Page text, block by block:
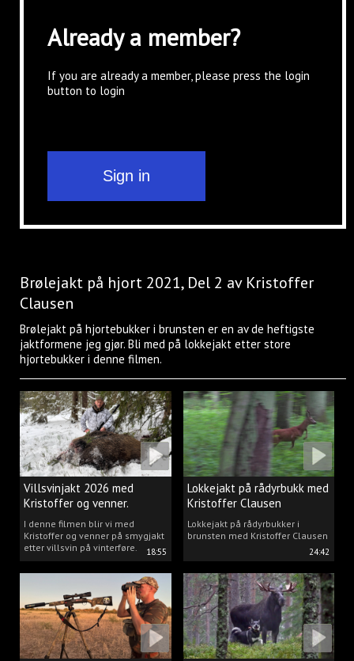
Already a member?
If you are already a member, please press the login
button to login
Brølejakt på hjort 2021, Del 2 av Kristoffer
Clausen
Brølejakt på hjortebukker i brunsten er en av de heftigste
jaktformene jeg gjør. Bli med på lokkejakt etter store
hjortebukker i denne filmen.
18:55
Villsvinjakt 2026 med
Kristoffer og venner.
I denne filmen blir vi med
Kristoffer og venner på smygjakt
etter villsvin på vinterføre.
24:42
Lokkejakt på rådyrbukk med
Kristoffer Clausen
Lokkejakt på rådyrbukker i
brunsten med Kristoffer Clausen